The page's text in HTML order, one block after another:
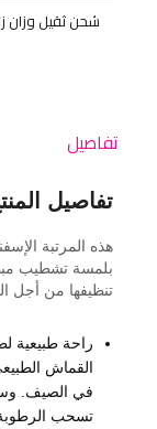
شحن ثقيل وزان
تفاصيل
تفاصيل
هذه المرتبة
بلمسة تشطيب
تنظيفها من أجل
راحة طبيعية
القماش
في الصيف.
تسحب